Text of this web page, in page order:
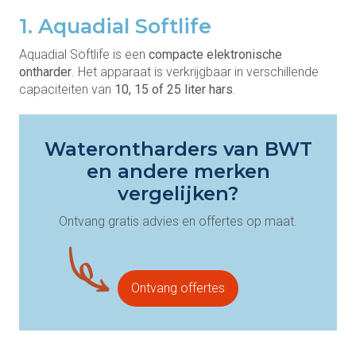
1. Aquadial Softlife
Aquadial Softlife is een compacte elektronische
ontharder . Het apparaat is verkrijgbaar in verschillende
capaciteiten van 10, 15 of 25 liter hars
Waterontharders van BWT
en andere merken
vergelijken?
Ontvang gratis advies en offertes op maat.
Ontvang offertes